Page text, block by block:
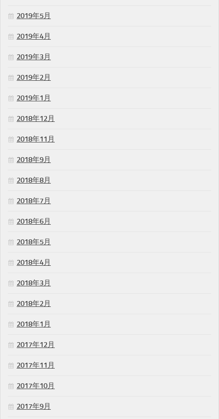
2019年5月
2019年4月
2019年3月
2019年2月
2019年1月
2018年12月
2018年11月
2018年9月
2018年8月
2018年7月
2018年6月
2018年5月
2018年4月
2018年3月
2018年2月
2018年1月
2017年12月
2017年11月
2017年10月
2017年9月